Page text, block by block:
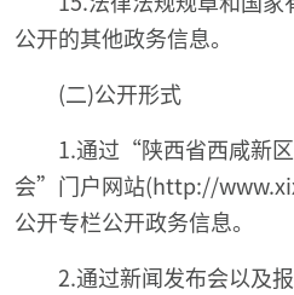
公开的其他政务信息。
(二)公开形式
1.通过“陕西省西咸新
会”门户网站(http://
公开专栏公开政务信息。
2.通过新闻发布会以及